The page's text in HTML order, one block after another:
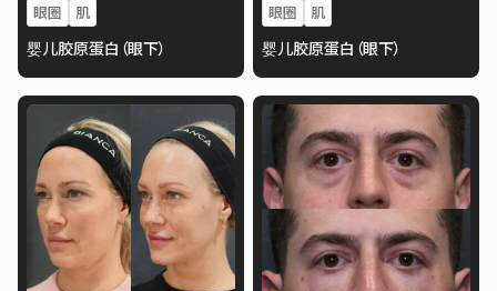
眼圈 肌
婴儿胶原蛋白（眼下）
眼圈 肌
婴儿胶原蛋白（眼下）